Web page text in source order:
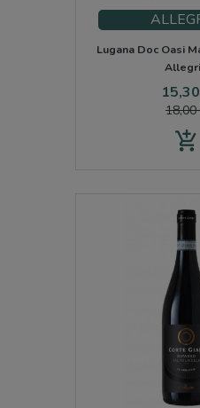
Lugana Doc Oasi
Precio
add_shopping_cart